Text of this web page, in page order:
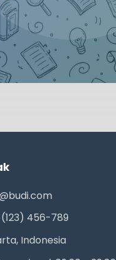
456-789
Indonesia